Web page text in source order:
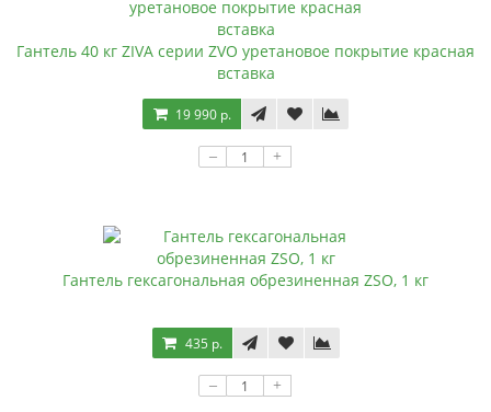
Гантель 40 кг ZIVA серии ZVO уретановое покрытие красная
вставка
19 990 р.
– +
Гантель гексагональная обрезиненная ZSO, 1 кг
435 р.
– +